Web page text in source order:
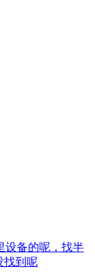
设备的呢，找半
找到呢